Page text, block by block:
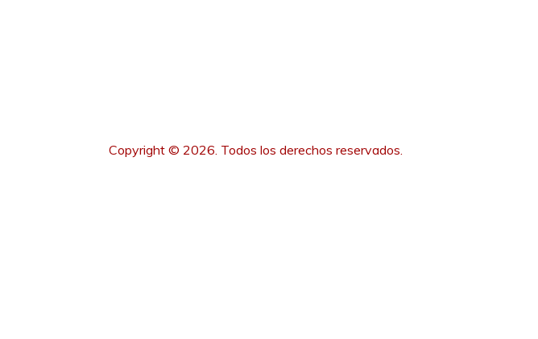
Copyright © 2026. Todos los derechos reservados.